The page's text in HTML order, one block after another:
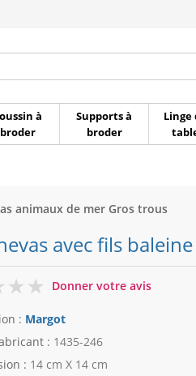
à
broder
Supports à
broder
Linge
animaux de mer Gros trous
avec fils
0
Donner votre avis
: Margot
: 1435-246
: 14 cm X 14 cm